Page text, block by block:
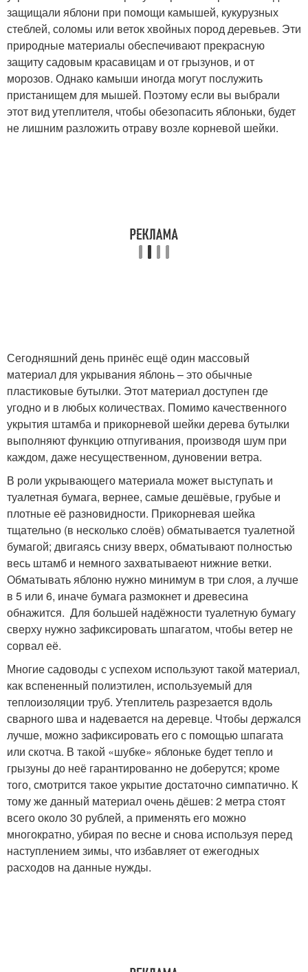
защищали яблони при помощи камышей, кукурузных
стеблей, соломы или веток хвойных пород деревьев. Эти
природные материалы обеспечивают прекрасную
защиту садовым красавицам и от грызунов, и от
морозов. Однако камыши иногда могут послужить
пристанищем для мышей. Поэтому если вы выбрали
этот вид утеплителя, чтобы обезопасить яблоньки, будет
не лишним разложить отраву возле корневой шейки.
Сегодняшний день принёс ещё один массовый
материал для укрывания яблонь – это обычные
пластиковые бутылки. Этот материал доступен где
угодно и в любых количествах. Помимо качественного
укрытия штамба и прикорневой шейки дерева бутылки
выполняют функцию отпугивания, производя шум при
каждом, даже несущественном, дуновении ветра.
В роли укрывающего материала может выступать и
туалетная бумага, вернее, самые дешёвые, грубые и
плотные её разновидности. Прикорневая шейка
тщательно (в несколько слоёв) обматывается туалетной
бумагой; двигаясь снизу вверх, обматывают полностью
весь штамб и немного захватываеют нижние ветки.
Обматывать яблоню нужно минимум в три слоя, а лучше
в 5 или 6, иначе бумага размокнет и древесина
обнажится. Для большей надёжности туалетную бумагу
сверху нужно зафиксировать шпагатом, чтобы ветер не
сорвал её.
Многие садоводы с успехом используют такой материал,
как вспененный полиэтилен, используемый для
теплоизоляции труб. Утеплитель разрезается вдоль
сварного шва и надевается на деревце. Чтобы держался
лучше, можно зафиксировать его с помощью шпагата
или скотча. В такой «шубке» яблоньке будет тепло и
грызуны до неё гарантированно не доберутся; кроме
того, смотрится такое укрытие достаточно симпатично. К
тому же данный материал очень дёшев: 2 метра стоят
всего около 30 рублей, а применять его можно
многократно, убирая по весне и снова используя перед
наступлением зимы, что избавляет от ежегодных
расходов на данные нужды.